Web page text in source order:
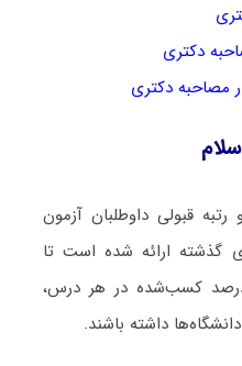
دکتری
مصاحبه دکتری
قبولی داوطلبان آزمون
گذشته ارائه شده است تا
درصد کسب‌شده در هر درس،
داشته باشند.